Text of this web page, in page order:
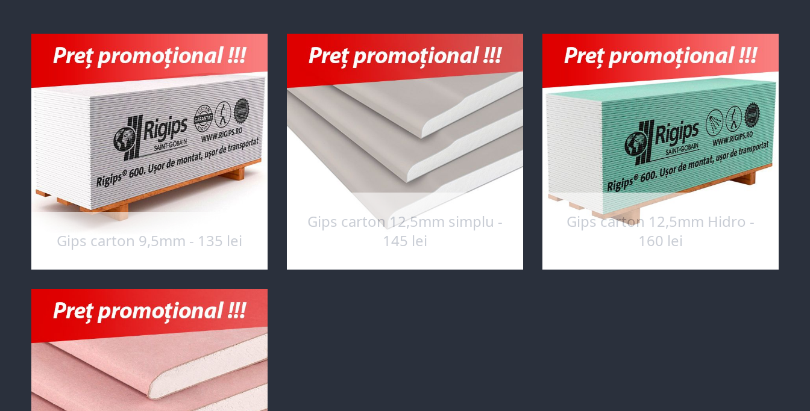
Gips carton 9,5mm - 135 lei
Gips carton 12,5mm simplu -
145 lei
Gips carton 12,5mm Hidro -
160 lei